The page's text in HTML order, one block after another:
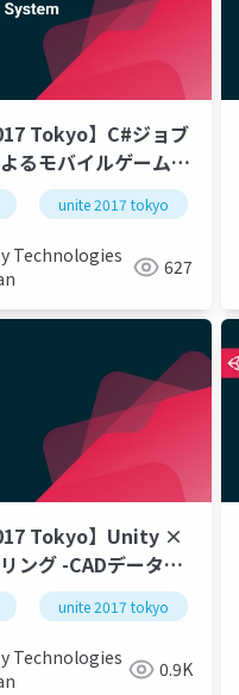
unite 2017 tokyo
Tokyo】C#ジョブ
るモバイルゲームの
ス向上テクニック
unite 2017 tokyo
Technologies
627
Tokyo】Unity ×
ング -CADデータ活
群ビジュアライズツ
介-
unite 2017 tokyo
Technologies
0.9K